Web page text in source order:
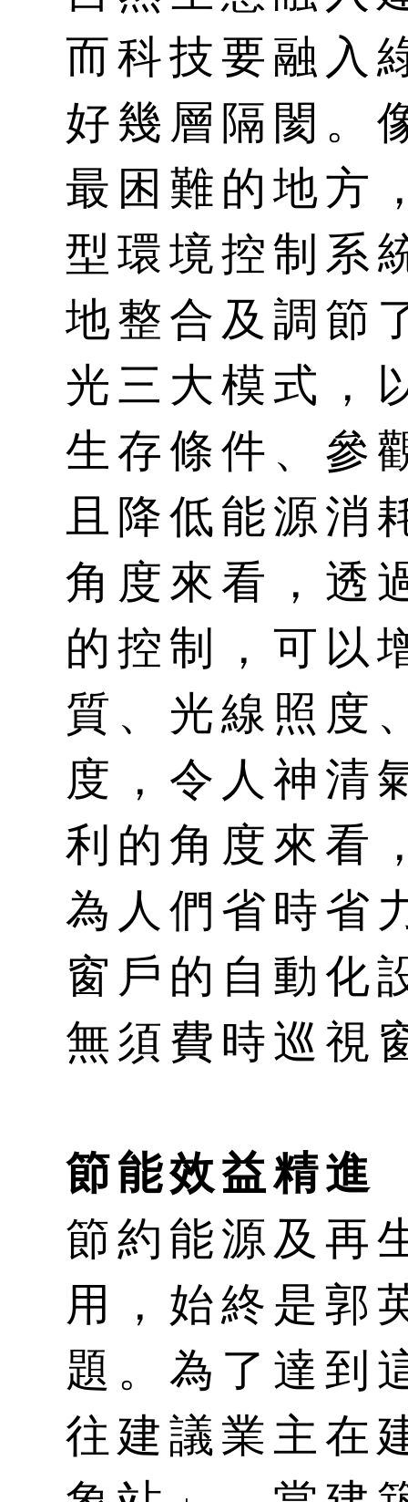
而科技要融入
好幾層隔閡。
最困難的地方
型環境控制系
地整合及調節
光三大模式，
生存條件、參
且降低能源消
角度來看，透
的控制，可以
質、光線照度
度，令人神清
利的角度來看
為人們省時省
窗戶的自動化
無須費時巡視
節能效益精進
節約能源及再
用，始終是郭
題。為了達到
往建議業主在